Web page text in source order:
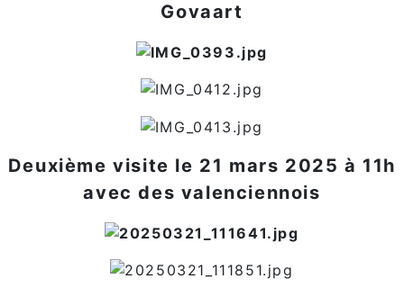
Govaart
Deuxième visite le 21 mars 2025 à 11h
avec des valenciennois